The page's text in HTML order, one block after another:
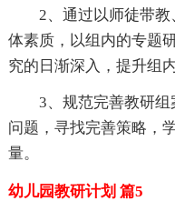
2、通过以师徒带
体素质，以组内的专题
究的日渐深入，提升组
3、规范完善教研
问题，寻找完善策略，
量。
幼儿园教研计划 篇5